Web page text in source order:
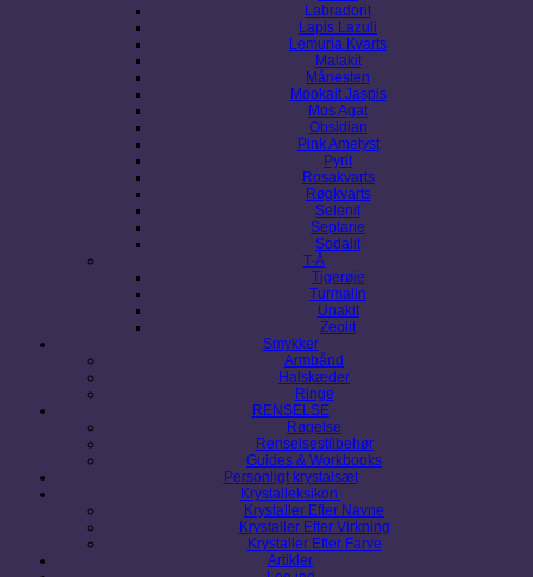
Labradorit
Lapis Lazuli
Lemuria Kvarts
Malakit
Månesten
Mookait Jaspis
Mos Agat
Obsidian
Pink Ametyst
Pyrit
Rosakvarts
Røgkvarts
Selenit
Septarie
Sodalit
T-Å
Tigerøje
Turmalin
Unakit
Zeolit
Smykker
Armbånd
Halskæder
Ringe
RENSELSE
Røgelse
Renselsestilbehør
Guides & Workbooks
Personligt krystalsæt
Krystalleksikon
Krystaller Efter Navne
Krystaller Efter Virkning
Krystaller Efter Farve
Artikler